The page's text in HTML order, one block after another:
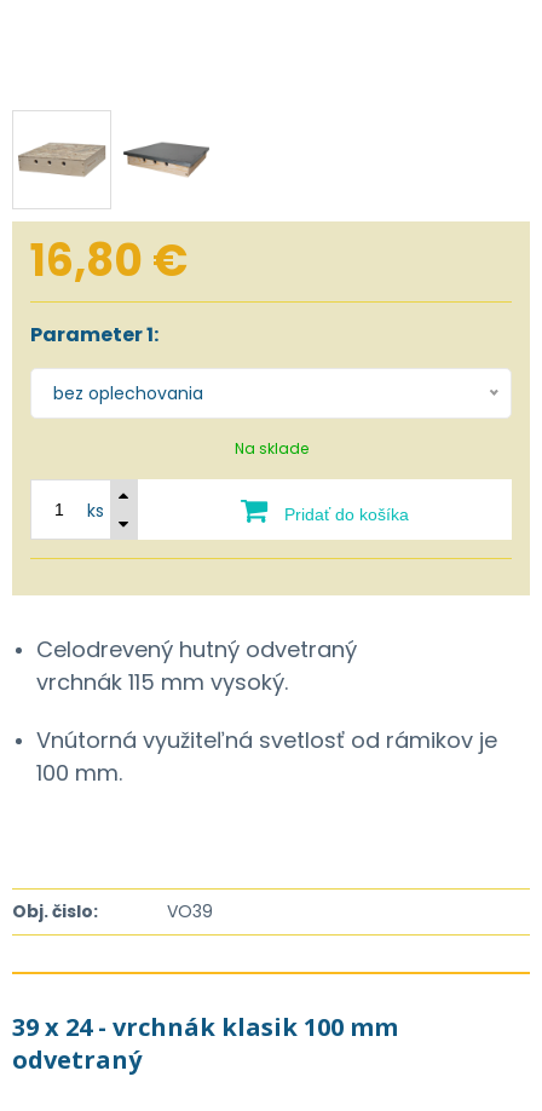
16,80 €
Parameter 1:
bez oplechovania
Na sklade
ks Pridať do košíka
Celodrevený hutný odvetraný
vrchnák 115 mm vysoký.
Vnútorná využiteľná svetlosť od rámikov je
100 mm.
Obj. čislo: VO39
39 x 24 - vrchnák klasik 100 mm
odvetraný